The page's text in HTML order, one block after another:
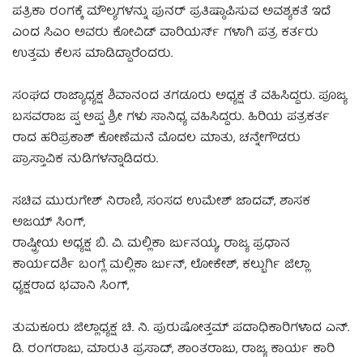
ಪತ್ರಿಕಾ ರಂಗಕ್ಕೆ ಮೌಲ್ಯಗಳನ್ನು ಪುನರ್ ಪ್ರತಿಷ್ಠಾಪಿಸುವ ಅವಶ್ಯಕತೆ ಇದೆ
ಎಂದ ಸಿಎಂ ಅವರು ಕೋವಿಡ್ ವಾರಿಯರ್ಸ್ ಗಳಾಗಿ ಪತ್ರ ಕರ್ತರು
ಉತ್ತಮ ಕೆಲಸ ಮಾಡಿದ್ದಾರೆಂದರು.
ಸಂಘದ ರಾಜ್ಯಾಧ್ಯಕ್ಷ ಶಿವಾನಂದ ತಗಡೂರು ಅಧ್ಯಕ್ಷ ತೆ ವಹಿಸಿದ್ದರು. ಪೂಜ್ಯ
ಬಸವರಾಜ ಪ್ಪ ಅಪ್ಪ ಶ್ರೀ ಗಳು ಸಾನಿಧ್ಯ ವಹಿಸಿದ್ದರು. ಹಿರಿಯ ಪತ್ರಕರ್ತ
ರಾದ ಹರಿಪ್ರಕಾಶ್ ಕೋಣೆಮನೆ ಮೊದಲ ಮಾತು, ಚನ್ನೇಗೌಡರು
ಪ್ರಾಸ್ತಾವಿಕ ನುಡಿಗಳನ್ನಾಡಿದರು.
ಸಚಿವ ಮುರುಗೇಶ್ ನಿರಾಣಿ, ಸಂಸದ ಉಮೇಶ್ ಜಾದವ್, ಶಾಸಕ
ಅಜಯ್ ಸಿಂಗ್,
ರಾಷ್ಟ್ರೀಯ ಅಧ್ಯಕ್ಷ ಬಿ. ವಿ. ಮಲ್ಲಿಕಾ ರ್ಜುನಯ್ಯ, ರಾಜ್ಯ ಪ್ರಧಾನ
ಕಾರ್ಯದರ್ಶಿ ಬಂಗ್ಲೆ ಮಲ್ಲಿಕಾ ರ್ಜುನ್, ಲೋಕೇಶ್, ಕಲ್ಬುರ್ಗಿ ಜಿಲ್ಲಾ
ಧ್ಯಕ್ಷರಾದ ಭವಾನಿ ಸಿಂಗ್,
ತುಮಕೂರು ಜಿಲ್ಲಾಧ್ಯಕ್ಷ ಚಿ. ನಿ. ಪುರುಷೋತ್ತಮ್ ಪದಾಧಿಕಾರಿಗಳಾದ ಎನ್.
ಡಿ. ರಂಗರಾಜು, ಮಾರುತಿ ಪ್ರಸಾದ್, ಶಾಂತರಾಜು, ರಾಜ್ಯ ಕಾರ್ಯ ಕಾರಿ